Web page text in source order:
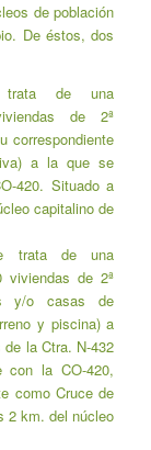
de población
De éstos, dos
trata de una
de 2ª
correspondiente
a la que se
420. Situado a
capitalino de
trata de una
viviendas de 2ª
y/o casas de
y piscina) a
la Ctra. N-432
con la CO-420,
como Cruce de
2 km. del núcleo